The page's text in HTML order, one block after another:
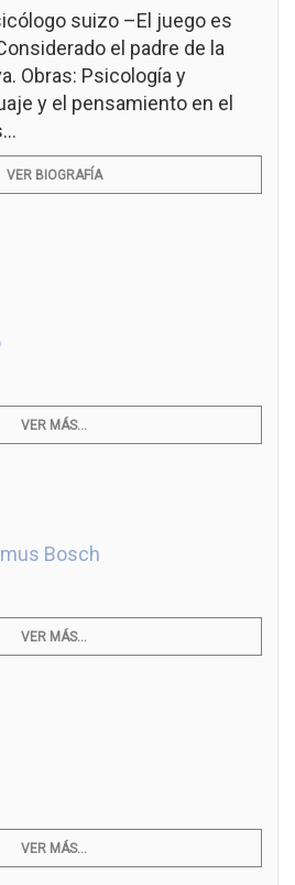
suizo –El juego es
el padre de la
Obras: Psicología y
y el pensamiento en el
VER BIOGRAFÍA
VER MÁS...
Bosch
VER MÁS...
VER MÁS...